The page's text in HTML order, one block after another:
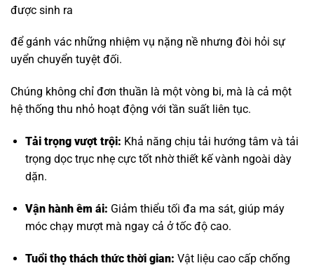
được sinh ra
để gánh vác những nhiệm vụ nặng nề nhưng đòi hỏi sự
uyển chuyển tuyệt đối.
Chúng không chỉ đơn thuần là một vòng bi, mà là cả một
hệ thống thu nhỏ hoạt động với tần suất liên tục.
Tải trọng vượt trội: Khả năng chịu tải hướng tâm và tải
trọng dọc trục nhẹ cực tốt nhờ thiết kế vành ngoài dày
dặn.
Vận hành êm ái: Giảm thiểu tối đa ma sát, giúp máy
móc chạy mượt mà ngay cả ở tốc độ cao.
Tuổi thọ thách thức thời gian: Vật liệu cao cấp chống